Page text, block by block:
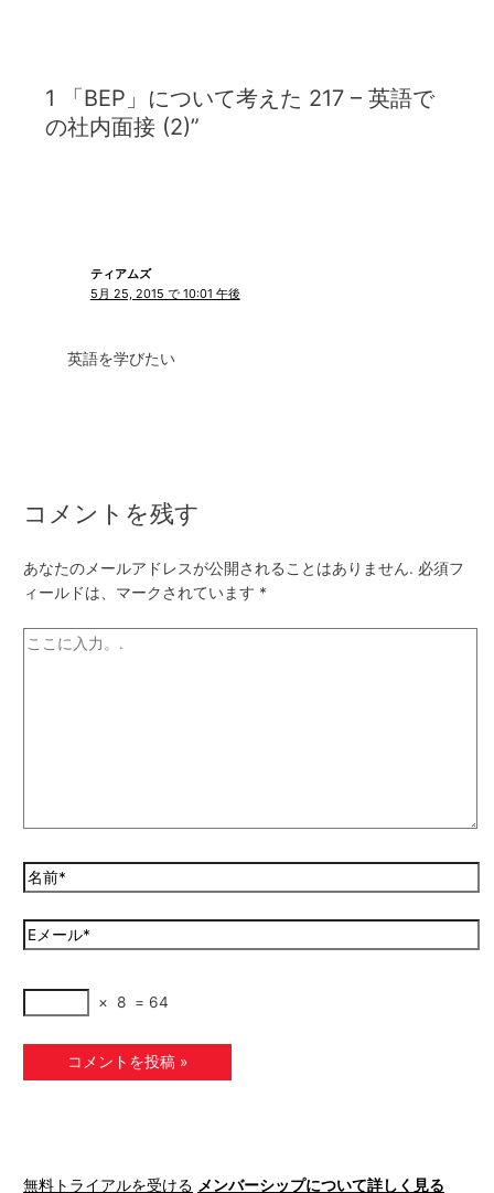
1 「BEP」について考えた 217 – 英語で
の社内面接 (2)”
ティアムズ
5月 25, 2015 で 10:01 午後
英語を学びたい
コメントを残す
あなたのメールアドレスが公開されることはありません. 必須フ
ィールドは、マークされています *
× 8 = 64
無料トライアルを受ける メンバーシップについて詳しく見る